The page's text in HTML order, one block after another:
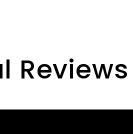
Reviews